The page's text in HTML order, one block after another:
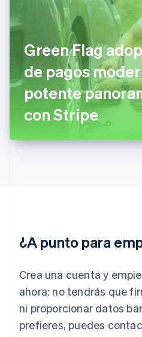
Green Flag
de pagos
potente
con Stripe
¿A punto para
Crea una cuenta y
ahora: no tendrás que
ni proporcionar datos
prefieres, puedes
Finlandia
Svenska
FrançaisEnglish
Gibraltar
English
Grecia
English
Hungría
Letonia
English
DeutschEnglish
English
Luxemburgo
Français English
Malasia